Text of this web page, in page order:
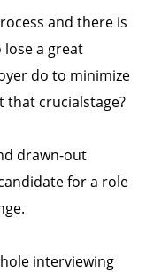
and there is
a great
do to minimize
that crucialstage?
drawn-out
for a role
interviewing